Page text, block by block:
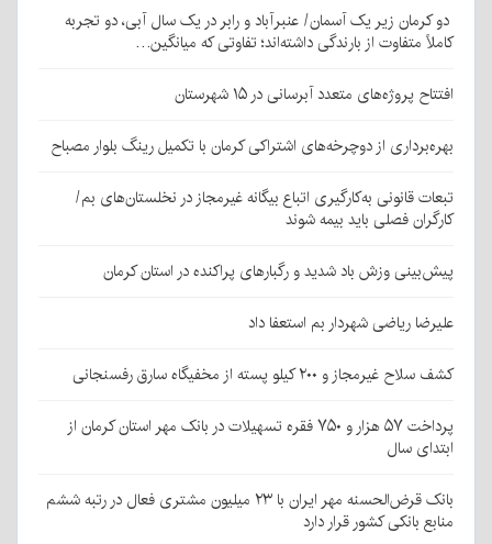
دو کرمان زیر یک آسمان/ عنبرآباد و رابر در یک سال آبی، دو تجربه
کاملاً متفاوت از بارندگی داشته‌اند؛ تفاوتی که میانگین…
افتتاح پروژه‌های متعدد آبرسانی در ۱۵ شهرستان
بهره‌برداری از دوچرخه‌های اشتراکی کرمان با تکمیل رینگ بلوار مصباح
تبعات قانونی به‌کارگیری اتباع بیگانه غیرمجاز در نخلستان‌های بم/
کارگران فصلی باید بیمه شوند
پیش‌بینی وزش باد شدید و رگبارهای پراکنده در استان کرمان
علیرضا ریاضی شهردار بم استعفا داد
کشف سلاح غیرمجاز و ۲۰۰ کیلو پسته از مخفیگاه سارق رفسنجانی
پرداخت ۵۷ هزار و ۷۵۰ فقره تسهیلات در بانک مهر استان کرمان از
ابتدای سال
بانک قرض‌الحسنه مهر ایران با ۲۳ میلیون مشتری فعال در رتبه ششم
منابع بانکی کشور قرار دارد